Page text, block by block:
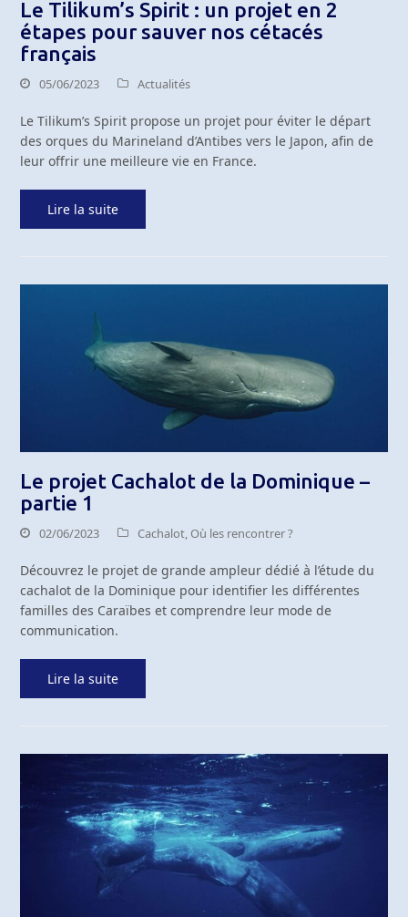
Le Tilikum’s Spirit : un projet en 2
étapes pour sauver nos cétacés
français
05/06/2023 Actualités
Le Tilikum’s Spirit propose un projet pour éviter le départ
des orques du Marineland d’Antibes vers le Japon, afin de
leur offrir une meilleure vie en France.
Lire la suite
Le projet Cachalot de la Dominique –
partie 1
02/06/2023 Cachalot,Où les rencontrer ?
Découvrez le projet de grande ampleur dédié à l’étude du
cachalot de la Dominique pour identifier les différentes
familles des Caraïbes et comprendre leur mode de
communication.
Lire la suite